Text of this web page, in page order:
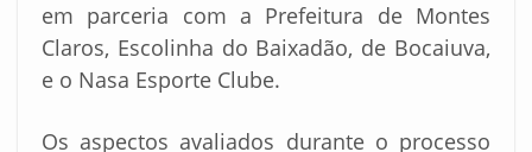
em parceria com a Prefeitura de Montes
Claros, Escolinha do Baixadão, de Bocaiuva,
e o Nasa Esporte Clube.
Os aspectos avaliados durante o processo